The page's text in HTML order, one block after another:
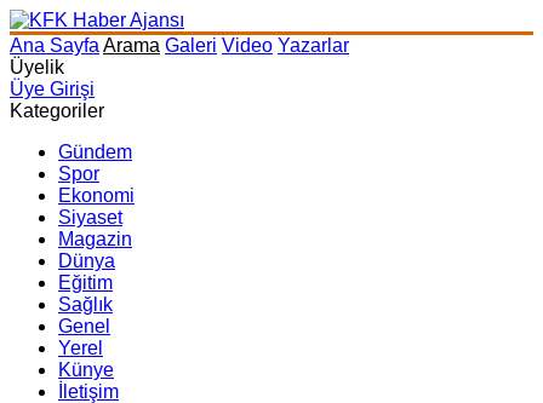
Ana Sayfa Arama Galeri Video Yazarlar
Üyelik
Üye Girişi
Kategoriler
Gündem
Spor
Ekonomi
Siyaset
Magazin
Dünya
Eğitim
Sağlık
Genel
Yerel
Künye
İletişim